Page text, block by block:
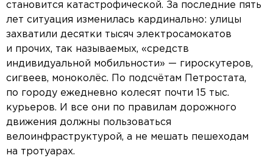
становится катастрофической. За последние пять
лет ситуация изменилась кардинально: улицы
захватили десятки тысяч электросамокатов
и прочих, так называемых, «средств
индивидуальной мобильности» — гироскутеров,
сигвеев, моноколёс. По подсчётам Петростата,
по городу ежедневно колесят почти 15 тыс.
курьеров. И все они по правилам дорожного
движения должны пользоваться
велоинфраструктурой, а не мешать пешеходам
на тротуарах.